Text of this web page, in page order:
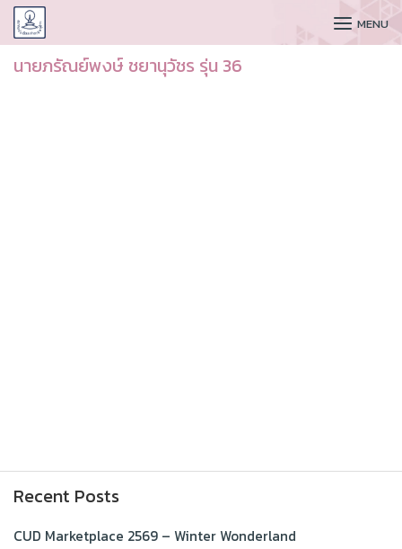
CUDAA MENU
นายภรัณย์พงษ์ ชยานุวัชร รุ่น 36
Recent Posts
CUD Marketplace 2569 – Winter Wonderland